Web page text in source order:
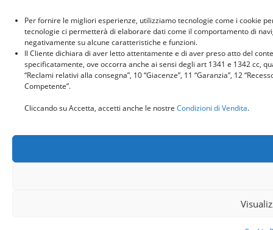
Per fornire le migliori esperienze, utilizziamo tecnologie come i cookie
tecnologie ci permetterà di elaborare dati come il comportamento di
negativamente su alcune caratteristiche e funzioni.
Il Cliente dichiara di aver letto attentamente e di aver preso atto del
specificatamente, ove occorra anche ai sensi degli art 1341 e 1342 cc,
“Reclami relativi alla consegna”, 10 “Giacenze”, 11 “Garanzia”, 12
Competente”.
Cliccando su Accetta, accetti anche le nostre Condizioni di Vendita.